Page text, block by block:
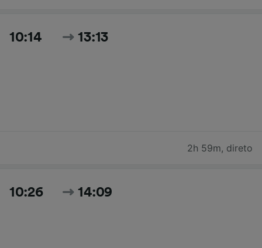
10:14 13:13
2h 59m, direto
10:26 14:09